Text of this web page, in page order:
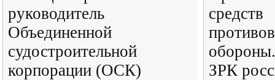
руководитель
Объединенной
судостроительной
корпорации (ОСК)
средств
ЗРК